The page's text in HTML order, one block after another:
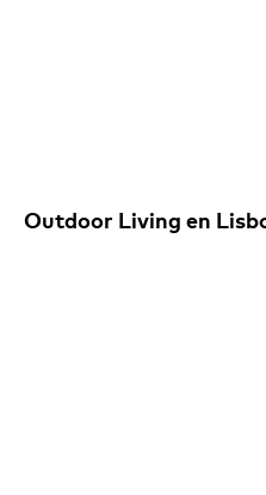
Outdoor Living en